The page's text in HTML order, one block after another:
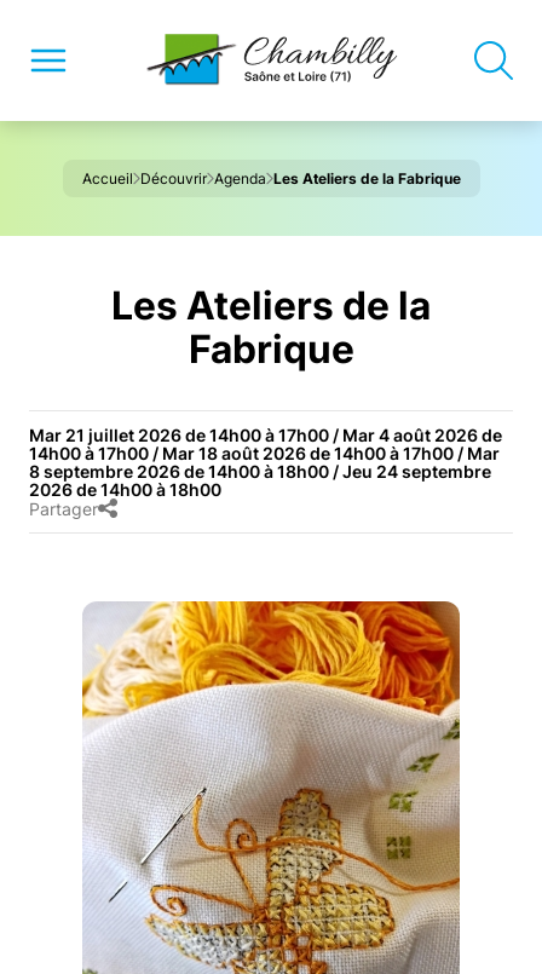
Accueil Découvrir Agenda Les Ateliers de la Fabrique
Les Ateliers de la
Fabrique
Mar 21 juillet 2026 de 14h00 à 17h00 / Mar 4 août 2026 de
14h00 à 17h00 / Mar 18 août 2026 de 14h00 à 17h00 / Mar
8 septembre 2026 de 14h00 à 18h00 / Jeu 24 septembre
2026 de 14h00 à 18h00
Partager